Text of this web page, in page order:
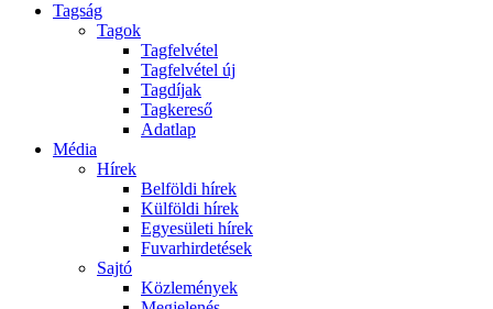
Tagság
Tagok
Tagfelvétel
Tagfelvétel új
Tagdíjak
Tagkereső
Adatlap
Média
Hírek
Belföldi hírek
Külföldi hírek
Egyesületi hírek
Fuvarhirdetések
Sajtó
Közlemények